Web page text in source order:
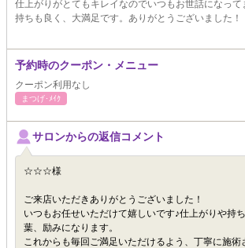
仕上がりがとてもキレイなのでいつもお世話になって
持ちも良く、大満足です。ありがとうございました！
予約時のクーポン・メニュー
クーポン利用なし
まつげ･ﾒｲｸ
サロンからの返信コメント
☆☆☆様
ご来店いただきありがとうございました！
いつもお任せいただけて嬉しいです♪仕上がりや持
葉、励みになります。
これからも毎回ご満足いただけるよう、丁寧に施術